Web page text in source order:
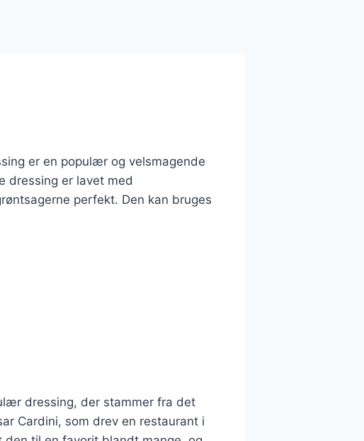
er en populær og velsmagende
dressing er lavet med
perfekt. Den kan bruges
dressing, der stammer fra det
Cardini, som drev en restaurant i